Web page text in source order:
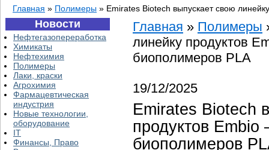
Главная » Полимеры » Emirates Biotech выпускает свою
Новости
Нефтегазопереработка
Химикаты
Нефтехимия
Полимеры
Лаки, краски
Агрохимия
Фармацевтическая
индустрия
Новые технологии,
оборудование
IT
Финансы, Право
Главная » Полимеры
линейку продуктов
биополимеров PLA
19/12/2025
Emirates Biotech
продуктов Embio
биополимеров